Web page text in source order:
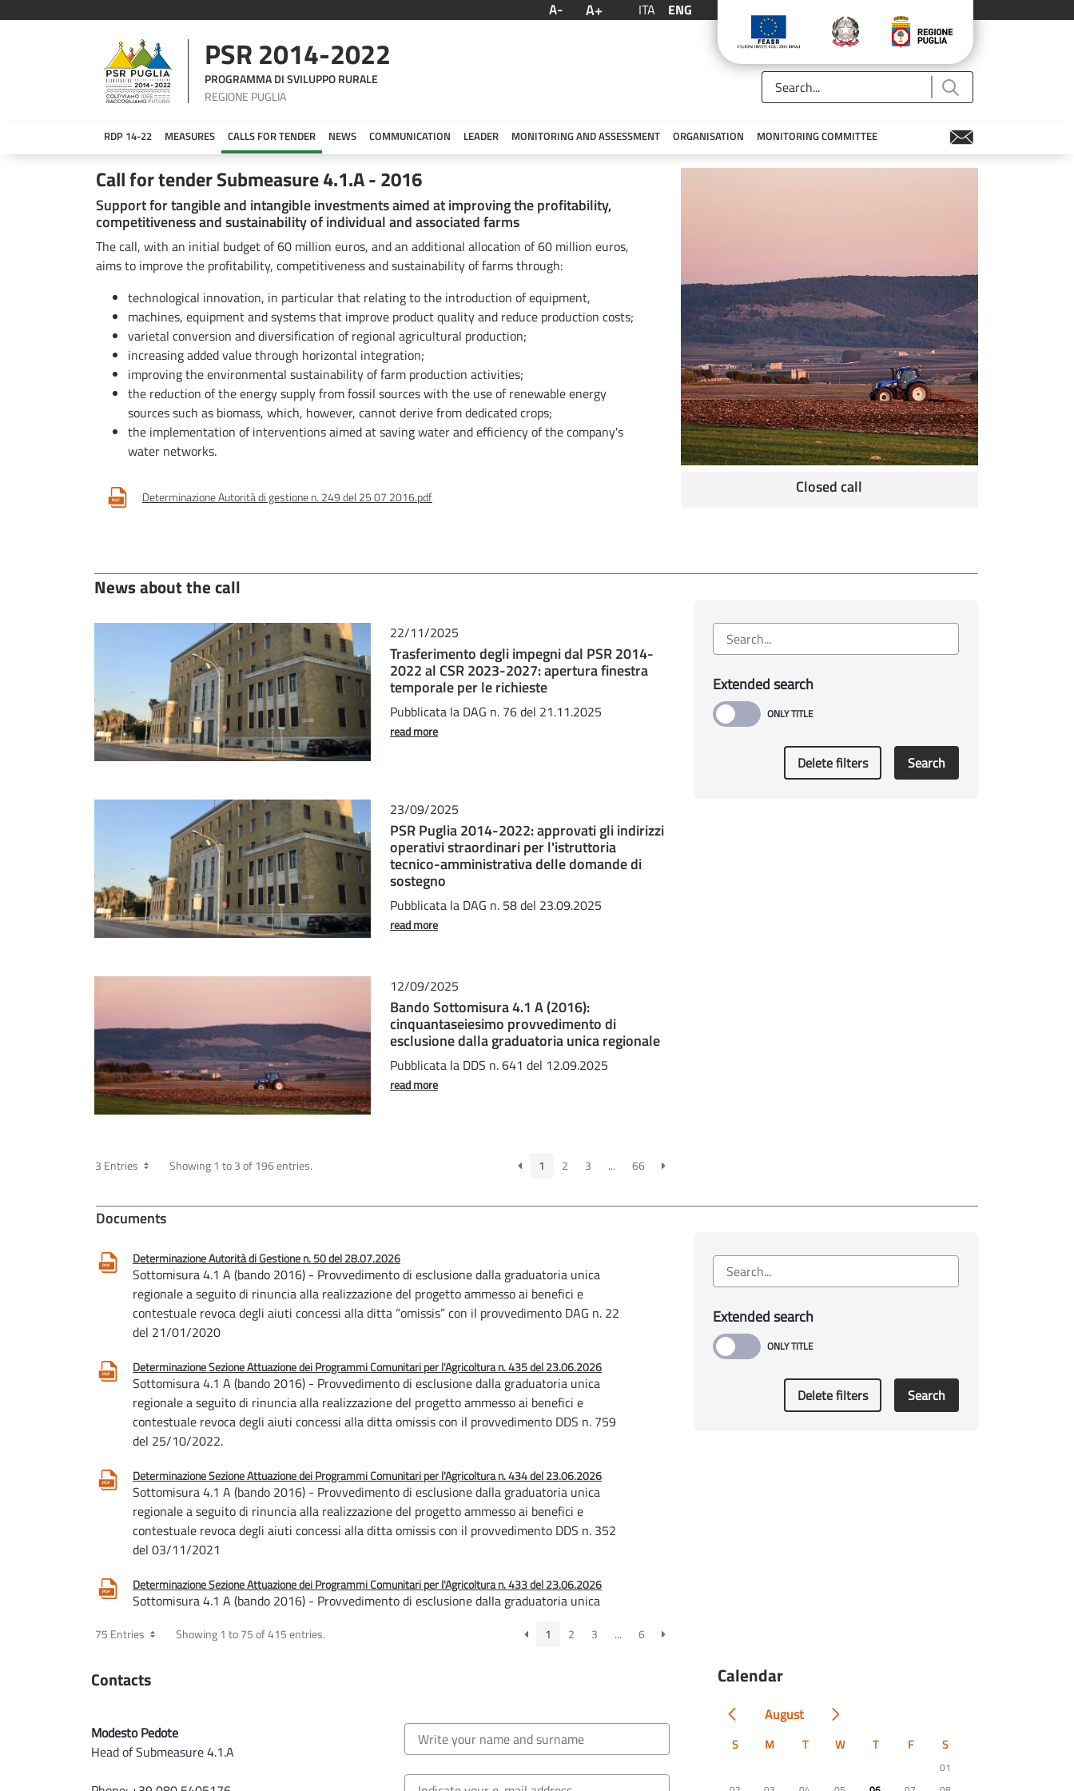
A- A+ ITA ENG
PSR 2014-2022
PROGRAMMA DI SVILUPPO RURALE
REGIONE PUGLIA
RDP 14-22 MEASURES CALLS FOR TENDER NEWS COMMUNICATION LEADER MONITORING AND ASSESSMENT ORGANISATION MONITORING COMMITTEE
Bando Sottomisura 4.1.A - 2016
Call for tender Submeasure 4.1.A - 2016
Support for tangible and intangible investments aimed at improving the profitability,
competitiveness and sustainability of individual and associated farms
The call, with an initial budget of 60 million euros, and an additional allocation of 60 million euros,
aims to improve the profitability, competitiveness and sustainability of farms through:
technological innovation, in particular that relating to the introduction of equipment,
machines, equipment and systems that improve product quality and reduce production costs;
varietal conversion and diversification of regional agricultural production;
increasing added value through horizontal integration;
improving the environmental sustainability of farm production activities;
the reduction of the energy supply from fossil sources with the use of renewable energy
sources such as biomass, which, however, cannot derive from dedicated crops;
the implementation of interventions aimed at saving water and efficiency of the company's
water networks.
Determinazione Autorità di gestione n. 249 del 25 07 2016.pdf Closed call
News about the call
22/11/2025
Trasferimento degli impegni dal PSR 2014-
2022 al CSR 2023-2027: apertura finestra
temporale per le richieste
Pubblicata la DAG n. 76 del 21.11.2025
read more
23/09/2025
PSR Puglia 2014-2022: approvati gli indirizzi
operativi straordinari per l'istruttoria
tecnico-amministrativa delle domande di
sostegno
Pubblicata la DAG n. 58 del 23.09.2025
read more
12/09/2025
Bando Sottomisura 4.1 A (2016):
cinquantaseiesimo provvedimento di
esclusione dalla graduatoria unica regionale
Pubblicata la DDS n. 641 del 12.09.2025
read more
3 Entries Showing 1 to 3 of 196 entries. 1 2 3 ... 66
Extended search
Delete filters Search
Documents
Determinazione Autorità di Gestione n. 50 del 28.07.2026
Sottomisura 4.1 A (bando 2016) - Provvedimento di esclusione dalla graduatoria unica
regionale a seguito di rinuncia alla realizzazione del progetto ammesso ai benefici e
contestuale revoca degli aiuti concessi alla ditta “omissis” con il provvedimento DAG n. 22
del 21/01/2020
Determinazione Sezione Attuazione dei Programmi Comunitari per l'Agricoltura n. 435 del 23.06.2026
Sottomisura 4.1 A (bando 2016) - Provvedimento di esclusione dalla graduatoria unica
regionale a seguito di rinuncia alla realizzazione del progetto ammesso ai benefici e
contestuale revoca degli aiuti concessi alla ditta omissis con il provvedimento DDS n. 759
del 25/10/2022.
Determinazione Sezione Attuazione dei Programmi Comunitari per l'Agricoltura n. 434 del 23.06.2026
Sottomisura 4.1 A (bando 2016) - Provvedimento di esclusione dalla graduatoria unica
regionale a seguito di rinuncia alla realizzazione del progetto ammesso ai benefici e
contestuale revoca degli aiuti concessi alla ditta omissis con il provvedimento DDS n. 352
del 03/11/2021
Determinazione Sezione Attuazione dei Programmi Comunitari per l'Agricoltura n. 433 del 23.06.2026
Sottomisura 4.1 A (bando 2016) - Provvedimento di esclusione dalla graduatoria unica
contestuale revoca degli aiuti concessi alla ditta omissis con il provvedimento DDS n. 303
provvedimento DAdG n. 468 del 11/12/2019
Determinazione Autorità di Gestione n. 39 del 09.06.2026
Sottomisura 4.1 A (bando 2016) - Recupero parziale del contributo concesso alla ditta
75 Entries Showing 1 to 75 of 415 entries. 1 2 3 ... 6
Extended search
Delete filters Search
Contacts
Modesto Pedote
Head of Submeasure 4.1.A
Calendar
August
S M T W T F S
01